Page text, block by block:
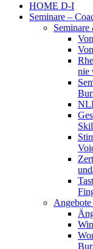
HOME D-I
Seminare –
nie